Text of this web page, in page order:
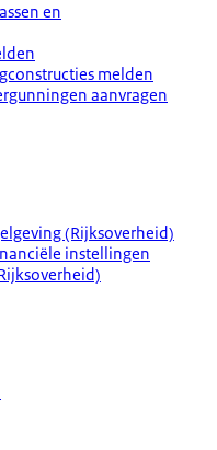
en
melden
aanvragen
(Rijksoverheid)
instellingen